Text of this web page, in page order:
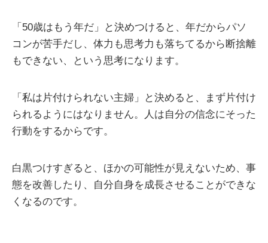
「50歳はもう年だ」と決めつけると、年だからパソ
コンが苦手だし、体力も思考力も落ちてるから断捨離
もできない、という思考になります。
「私は片付けられない主婦」と決めると、まず片付け
られるようにはなりません。人は自分の信念にそった
行動をするからです。
白黒つけすぎると、ほかの可能性が見えないため、事
態を改善したり、自分自身を成長させることができな
くなるのです。